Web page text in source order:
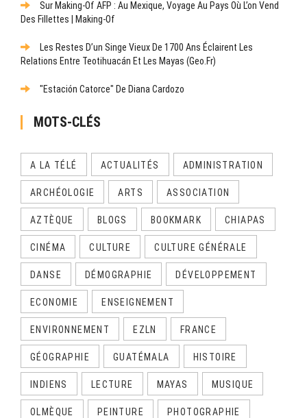
Sur Making-Of AFP : Au Mexique, Voyage Au Pays Où L’on Vend
Des Fillettes | Making-Of
Les Restes D’un Singe Vieux De 1700 Ans Éclairent Les
Relations Entre Teotihuacán Et Les Mayas (Geo.fr)
"Estación Catorce" De Diana Cardozo
MOTS-CLÉS
A LA TÉLÉ ACTUALITÉS ADMINISTRATION
ARCHÉOLOGIE ARTS ASSOCIATION
AZTÈQUE BLOGS BOOKMARK CHIAPAS
CINÉMA CULTURE CULTURE GÉNÉRALE
DANSE DÉMOGRAPHIE DÉVELOPPEMENT
ECONOMIE ENSEIGNEMENT
ENVIRONNEMENT EZLN FRANCE
GÉOGRAPHIE GUATÉMALA HISTOIRE
INDIENS LECTURE MAYAS MUSIQUE
OLMÈQUE PEINTURE PHOTOGRAPHIE